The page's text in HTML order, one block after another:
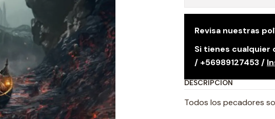
Revisa nuestras
Si tienes cualquier
/ +56989127453 /
DESCRIPCIÓN
Todos los pecadores